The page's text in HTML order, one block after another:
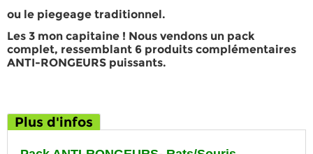
ou le piegeage traditionnel.
Les 3 mon capitaine ! Nous vendons un pack
complet, ressemblant 6 produits complémentaires
ANTI-RONGEURS puissants.
Plus d'infos